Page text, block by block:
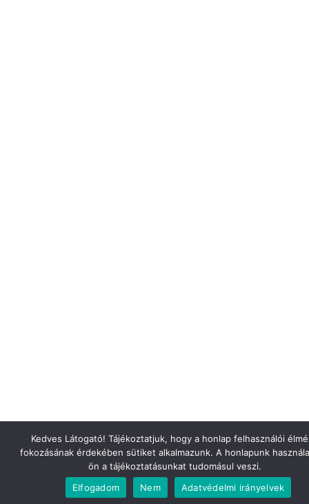
Kedves Látogató! Tájékoztatjuk, hogy a honlap felhasználói
fokozásának érdekében sütiket alkalmazunk. A honlapunk
ön a tájékoztatásunkat tudomásul veszi.
Elfogadom
Nem Adatvédelmi irányelvek